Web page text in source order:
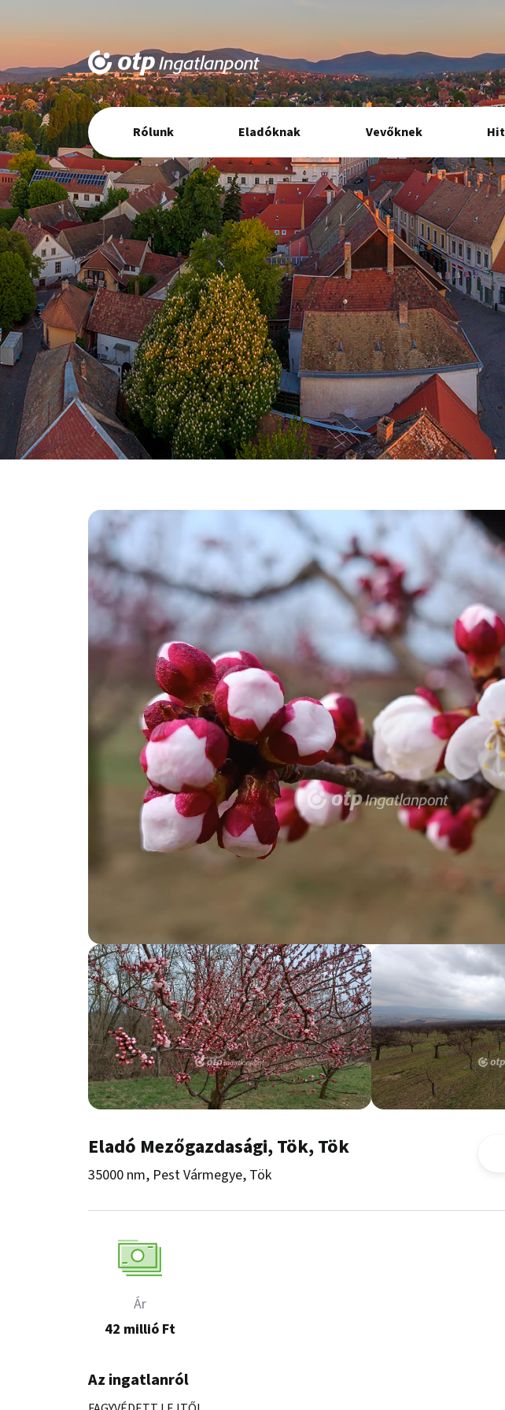
Elsődleges
navigáció
Rólunk Eladóknak Vevőknek
Eladó Mezőgazdasági, Tök, Tök
35000 nm, Pest Vármegye, Tök
Ár
42 millió Ft
Az ingatlanról